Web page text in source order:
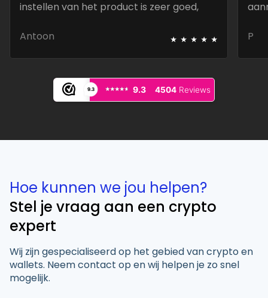
instellen van het product is zeer goed,
Antoon
⭑ ⭑ ⭑ ⭑ ⭑
P
9.3 ⭑⭑⭑⭑⭑
⭑⭑⭑⭑⭑ 9.3 4504Reviews
Hoe kunnen we jou helpen?
Stel je vraag aan een crypto
expert
Wij zijn gespecialiseerd op het gebied van crypto en
wallets. Neem contact op en wij helpen je zo snel
mogelijk.